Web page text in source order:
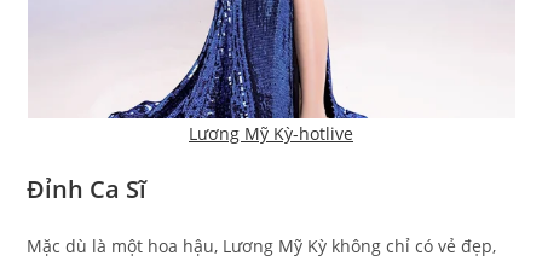
Lương Mỹ Kỳ-hotlive
Đỉnh Ca Sĩ
Mặc dù là một hoa hậu, Lương Mỹ Kỳ không chỉ có vẻ đẹp,